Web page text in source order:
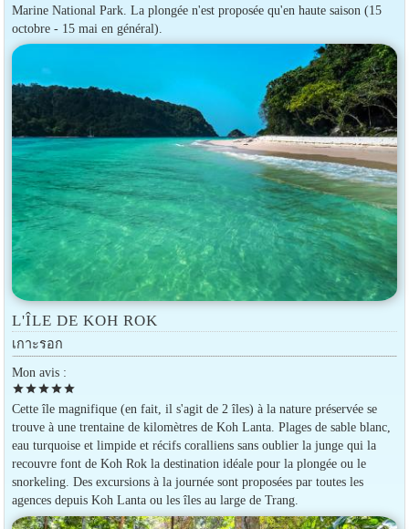
Marine National Park. La plongée n'est proposée qu'en haute saison (15
octobre - 15 mai en général).
L'ÎLE DE KOH ROK
เกาะรอก
Mon avis :
starstarstarstarstar
Cette île magnifique (en fait, il s'agit de 2 îles) à la nature préservée se
trouve à une trentaine de kilomètres de Koh Lanta. Plages de sable blanc,
eau turquoise et limpide et récifs coralliens sans oublier la junge qui la
recouvre font de Koh Rok la destination idéale pour la plongée ou le
snorkeling. Des excursions à la journée sont proposées par toutes les
agences depuis Koh Lanta ou les îles au large de Trang.